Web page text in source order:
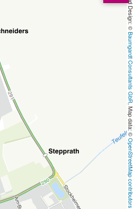
Baumgardt Consultants GbR
, Map data: ©
OpenStreetMap contributors